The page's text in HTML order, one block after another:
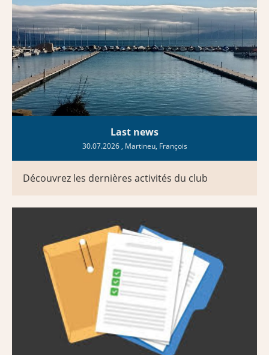
Last news
30.07.2026, Martineu, François
Découvrez les dernières activités du club